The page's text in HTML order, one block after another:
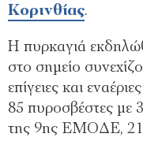
Κορινθίας.
Η πυρκαγιά
στο σημείο
επίγειες και
85 πυροσβέστες με
της 9ης ΕΜΟΔΕ, 21